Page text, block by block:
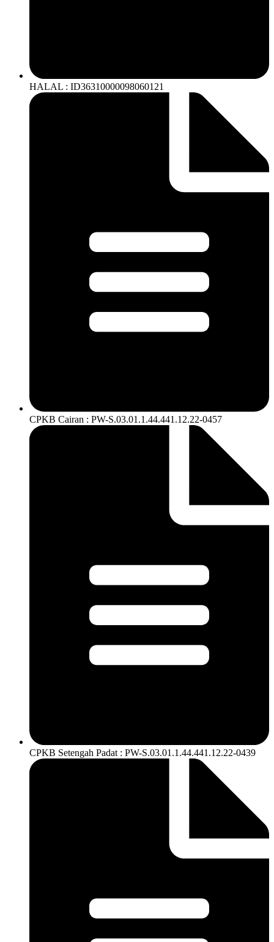
HALAL : ID36310000098060121
CPKB Cairan : PW-S.03.01.1.44.441.12.22-0457
CPKB Setengah Padat : PW-S.03.01.1.44.441.12.22-0439